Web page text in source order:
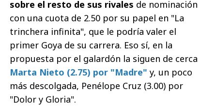
sobre el resto de sus rivales de nominación
con una cuota de 2.50 por su papel en "La
trinchera infinita", que le podría valer el
primer Goya de su carrera. Eso sí, en la
propuesta por el galardón la siguen de cerca
Marta Nieto (2.75) por "Madre" y, un poco
más descolgada, Penélope Cruz (3.00) por
"Dolor y Gloria".